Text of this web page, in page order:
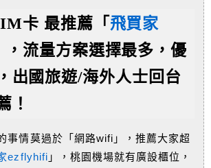
卡 最推薦「 飛買家
，流量方案選擇最多，優
出國旅遊/海外人士回台
！
事情莫過於「網路wifi」，推薦大家超
ezflyhifi 」，桃園機場就有廣設櫃位，